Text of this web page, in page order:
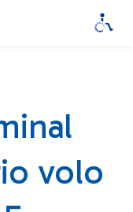
volo